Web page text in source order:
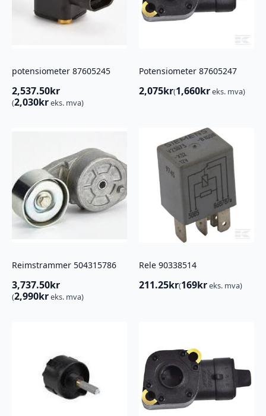
potensiometer 87605245
2,537.50kr
(2,030kreks. mva)
Potensiometer 87605247
2,075kr(1,660kreks. mva)
Reimstrammer 504315786
3,737.50kr
(2,990kreks. mva)
Rele 90338514
211.25kr(169kreks. mva)